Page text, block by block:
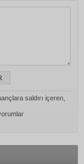
saldırı içeren,